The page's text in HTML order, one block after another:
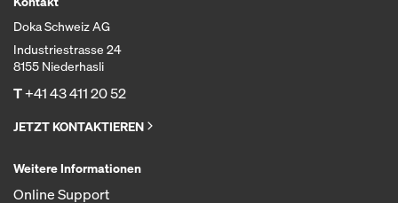
Doka Schweiz AG
Industriestrasse 24
8155 Niederhasli
T+41 43 411 20 52
JETZT KONTAKTIEREN
Weitere Informationen
Online Support